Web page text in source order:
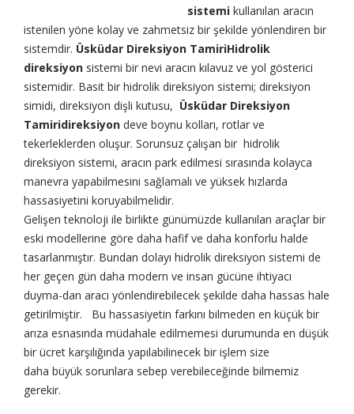
sistemi kullanılan aracın
istenilen yöne kolay ve zahmetsiz bir şekilde yönlendiren bir
sistemdir. Üsküdar Direksiyon TamiriHidrolik
direksiyon sistemi bir nevi aracın kılavuz ve yol gösterici
sistemidir. Basit bir hidrolik direksiyon sistemi; direksiyon
simidi, direksiyon dişli kutusu, Üsküdar Direksiyon
Tamiridireksiyon deve boynu kolları, rotlar ve
tekerleklerden oluşur. Sorunsuz çalışan bir hidrolik
direksiyon sistemi, aracın park edilmesi sırasında kolayca
manevra yapabilmesini sağlamalı ve yüksek hızlarda
hassasiyetini koruyabilmelidir.
Gelişen teknoloji ile birlikte günümüzde kullanılan araçlar bir
eski modellerine göre daha hafif ve daha konforlu halde
tasarlanmıştır. Bundan dolayı hidrolik direksiyon sistemi de
her geçen gün daha modern ve insan gücüne ihtiyacı
duyma-dan aracı yönlendirebilecek şekilde daha hassas hale
getirilmiştir. Bu hassasiyetin farkını bilmeden en küçük bir
arıza esnasında müdahale edilmemesi durumunda en düşük
bir ücret karşılığında yapılabilinecek bir işlem size
daha büyük sorunlara sebep verebileceğinde bilmemiz
gerekir.